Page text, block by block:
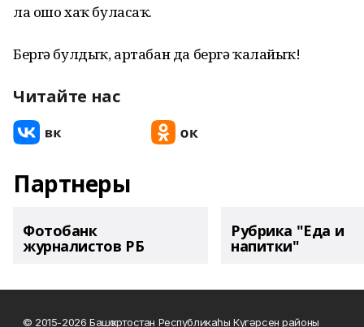
ла ошо хаҡ буласаҡ.
Бергә булдыҡ, артабан да бергә ҡалайыҡ!
Читайте нас
Партнеры
Фотобанк
журналистов РБ
Рубрика "Еда и
напитки"
© 2015-2026 Башҡортостан Республикаһы Күгәрсен районы